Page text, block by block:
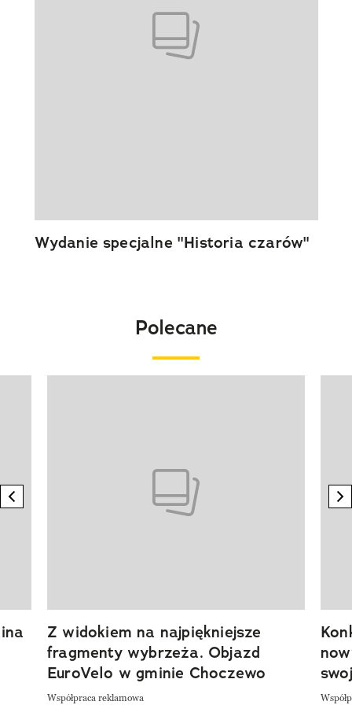
Wydanie specjalne "Historia czarów"
Polecane
previous element
Z widokiem na najpiękniejsze
fragmenty wybrzeża. Objazd
EuroVelo w gminie Choczewo
Współpraca reklamowa